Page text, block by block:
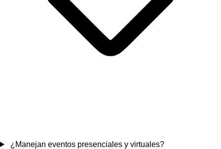
¿Manejan eventos presenciales y virtuales?